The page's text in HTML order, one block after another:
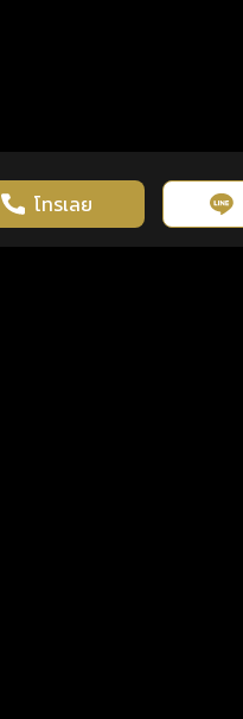
โทรเลย
ใช้งานคุกกี้ เพื่อเพิ่มประสิทธิภาพและปร
ใช้งานเว็บไซต์ นโยบายความเป็นส่วนตั
า ทุกจังหวะชีวิต